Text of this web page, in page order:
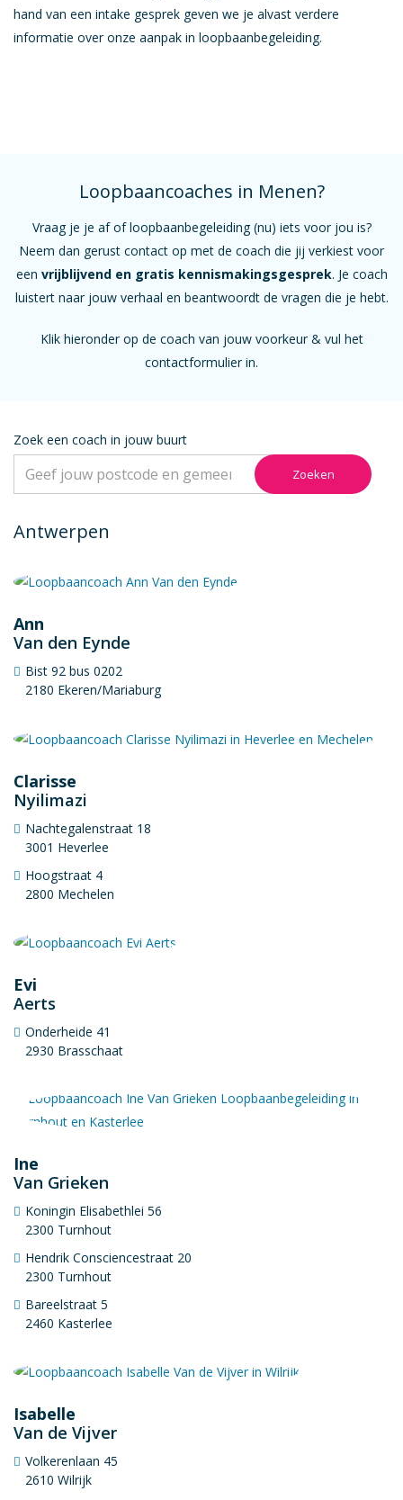
hand van een intake gesprek geven we je alvast verdere
informatie over onze aanpak in loopbaanbegeleiding.
Loopbaancoaches in Menen?
Vraag je je af of loopbaanbegeleiding (nu) iets voor jou is?
Neem dan gerust contact op met de coach die jij verkiest voor
een vrijblijvend en gratis kennismakingsgesprek. Je coach
luistert naar jouw verhaal en beantwoordt de vragen die je hebt.
Klik hieronder op de coach van jouw voorkeur & vul het
contactformulier in.
Zoek een coach in jouw buurt
Zoeken
Antwerpen
Ann
Van den Eynde
Bist 92 bus 0202
2180 Ekeren/Mariaburg
Clarisse
Nyilimazi
Nachtegalenstraat 18
3001 Heverlee
Hoogstraat 4
2800 Mechelen
Evi
Aerts
Onderheide 41
2930 Brasschaat
Ine
Van Grieken
Koningin Elisabethlei 56
2300 Turnhout
Hendrik Consciencestraat 20
2300 Turnhout
Bareelstraat 5
2460 Kasterlee
Isabelle
Van de Vijver
Volkerenlaan 45
2610 Wilrijk